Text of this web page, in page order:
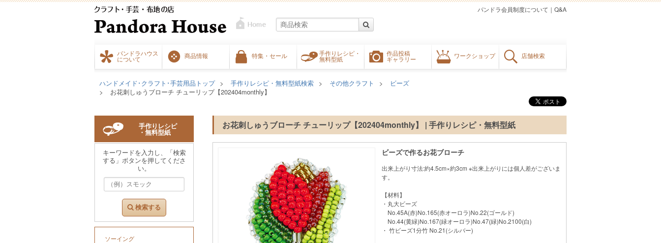
パンドラハウス
について
商品情報 特集・セール
手作りレシピ・
無料型紙
作品投稿
ギャラリー
ワークショップ 店舗検索
Q&A
｜
パンドラ会員制度について
ハンドメイド･クラフト･手芸用品トップ 手作りレシピ・無料型紙検索 その他クラフト
ビーズ
お花刺しゅうブローチ チューリップ【202404monthly】
お花刺しゅうブローチ チューリップ【202404monthly】 | 手作りレシピ・無料型紙
ビーズで作るお花ブローチ
出来上がり寸法:約4.5cm×約3cm ※出来上がりには個人差がございま
す。
【材料】
・丸大ビーズ
No.45A(赤)No.165(赤オーロラ)No.22(ゴールド)
No.44(黄緑)No.167(緑オーロラ)No.47(緑)No.2100(白)
・ 竹ビーズ1分竹 No.21(シルバー)
手作りレシピ
・無料型紙
キーワードを入力し、「検索
する」ボタンを押してくださ
い。
検索する
ソーイング